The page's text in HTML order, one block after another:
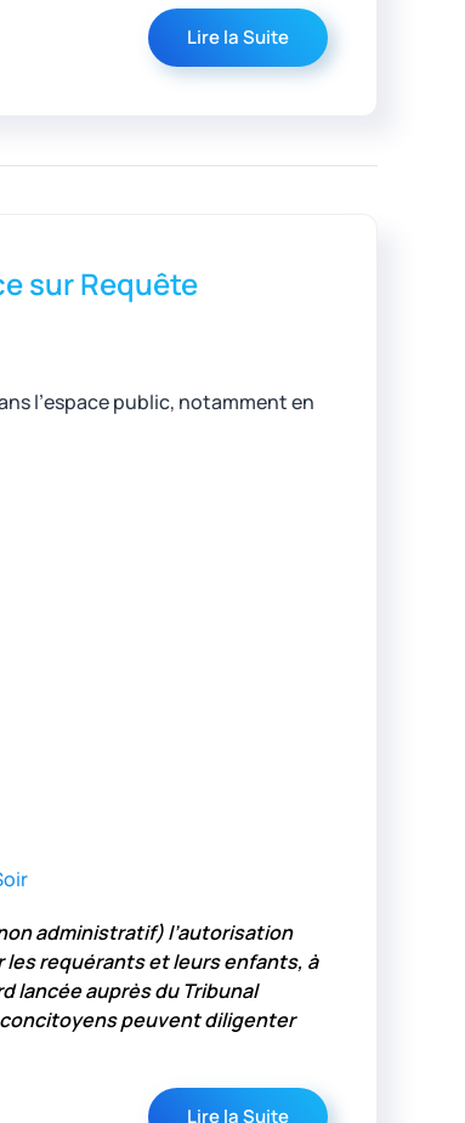
Lire la Suite
sur Requête
l’espace public, notamment en
administratif) l’autorisation
les requérants et leurs enfants, à
lancée auprès du Tribunal
concitoyens peuvent diligenter
Lire la Suite